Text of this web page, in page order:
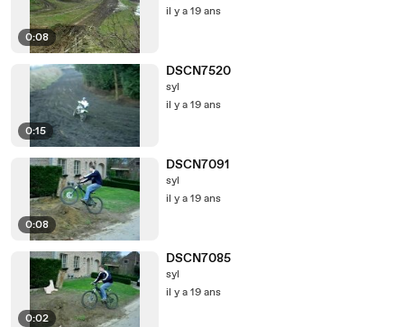
0:08
il y a 19 ans
0:15
DSCN7520
syl
il y a 19 ans
0:08
DSCN7091
syl
il y a 19 ans
0:02
DSCN7085
syl
il y a 19 ans